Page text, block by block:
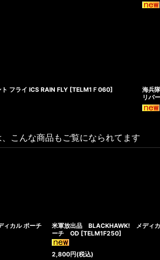
フライ ICS RAIN FLY [TELM1Ｆ060]
海兵
リバ
こんな商品もご覧になられてます
ィカル ポーチ
米軍放出品 BLACKHAWK! メディ
ーチ OD [TELM1F250]
2,800円(税込)